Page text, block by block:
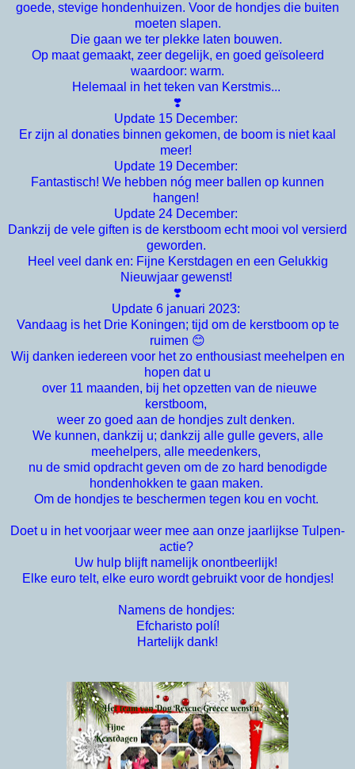
goede, stevige hondenhuizen. Voor de hondjes die buiten
moeten slapen.
Die gaan we ter plekke laten bouwen.
Op maat gemaakt, zeer degelijk, en goed geïsoleerd
waardoor: warm.
Helemaal in het teken van Kerstmis...
❣️
Update 15 December:
Er zijn al donaties binnen gekomen, de boom is niet kaal
meer!
Update 19 December:
Fantastisch! We hebben nóg meer ballen op kunnen
hangen!
Update 24 December:
Dankzij de vele giften is de kerstboom echt mooi vol versierd
geworden.
Heel veel dank en: Fijne Kerstdagen en een Gelukkig
Nieuwjaar gewenst!
❣️
Update 6 januari 2023:
Vandaag is het Drie Koningen; tijd om de kerstboom op te
ruimen 😊
Wij danken iedereen voor het zo enthousiast meehelpen en
hopen dat u
over 11 maanden, bij het opzetten van de nieuwe
kerstboom,
weer zo goed aan de hondjes zult denken.
We kunnen, dankzij u; dankzij alle gulle gevers, alle
meehelpers, alle meedenkers,
nu de smid opdracht geven om de zo hard benodigde
hondenhokken te gaan maken.
Om de hondjes te beschermen tegen kou en vocht.
Doet u in het voorjaar weer mee aan onze jaarlijkse Tulpen-
actie?
Uw hulp blijft namelijk onontbeerlijk!
Elke euro telt, elke euro wordt gebruikt voor de hondjes!
Namens de hondjes:
Efcharisto polí!
Hartelijk dank!